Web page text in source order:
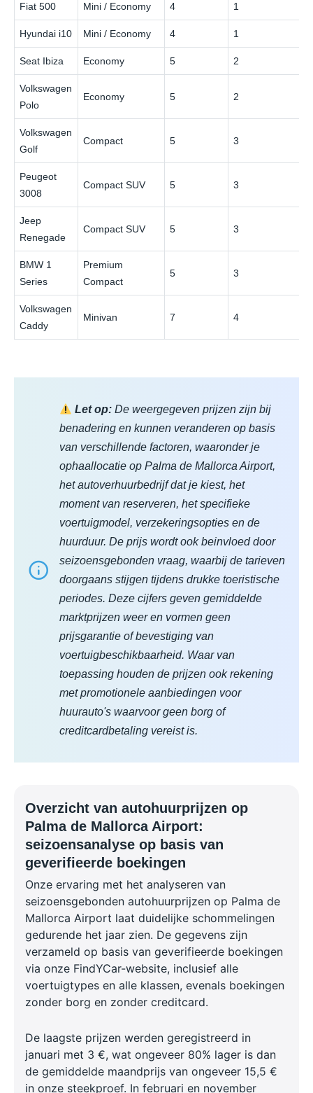
Fiat 500 Mini / Economy 4 1
Hyundai i10 Mini / Economy 4 1
Seat Ibiza Economy 5 2
Volkswagen
Polo
Economy 5 2
Volkswagen
Golf
Compact 5 3
Peugeot
3008
Compact SUV 5 3
Jeep
Renegade
Compact SUV 5 3
BMW 1
Series
Premium
Compact
5 3
Volkswagen
Caddy
Minivan 7 4
Let op:De weergegeven prijzen zijn bij
benadering en kunnen veranderen op basis
van verschillende factoren, waaronder je
ophaallocatie op Palma de Mallorca Airport,
het autoverhuurbedrijf dat je kiest, het
moment van reserveren, het specifieke
voertuigmodel, verzekeringsopties en de
huurduur. De prijs wordt ook beinvloed door
seizoensgebonden vraag, waarbij de tarieven
doorgaans stijgen tijdens drukke toeristische
periodes. Deze cijfers geven gemiddelde
marktprijzen weer en vormen geen
prijsgarantie of bevestiging van
voertuigbeschikbaarheid. Waar van
toepassing houden de prijzen ook rekening
met promotionele aanbiedingen voor
huurauto's waarvoor geen borg of
creditcardbetaling vereist is.
Overzicht van autohuurprijzen op
Palma de Mallorca Airport:
seizoensanalyse op basis van
geverifieerde boekingen
Onze ervaring met het analyseren van
seizoensgebonden autohuurprijzen op Palma de
Mallorca Airport laat duidelijke schommelingen
gedurende het jaar zien. De gegevens zijn
verzameld op basis van geverifieerde boekingen
via onze FindYCar-website, inclusief alle
voertuigtypes en alle klassen, evenals boekingen
zonder borg en zonder creditcard.
De laagste prijzen werden geregistreerd in
januari met 3 €, wat ongeveer 80% lager is dan
de gemiddelde maandprijs van ongeveer 15,5 €
in onze steekproef. In februari en november